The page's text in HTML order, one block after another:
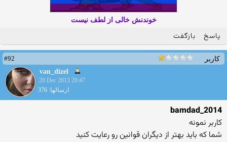
خوندنش خالی از لطف نیست
پاسخ بازگفت
کاربر
#92
van_dizel
20 Dec 2013 20:47
ارسالها: 376
bamdad_2014
کاربر نمونه
شما که باید بهتر از دیگران قوانین رو رعایت کنید